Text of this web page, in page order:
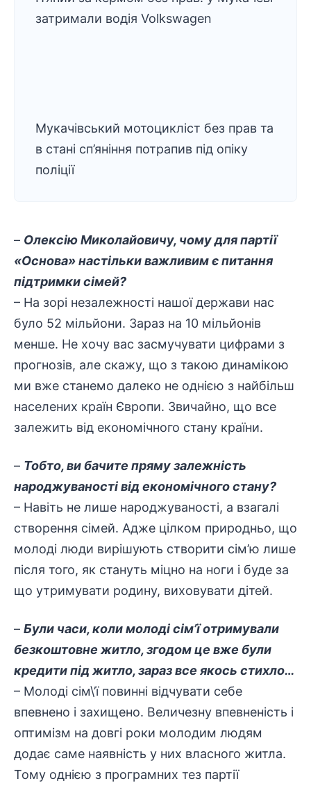
затримали водія Volkswagen
Мукачівський мотоцикліст без прав та
в стані сп’яніння потрапив під опіку
поліції
– Олексію Миколайовичу, чому для партії
«Основа» настільки важливим є питання
підтримки сімей?
– На зорі незалежності нашої держави нас
було 52 мільйони. Зараз на 10 мільйонів
менше. Не хочу вас засмучувати цифрами з
прогнозів, але скажу, що з такою динамікою
ми вже станемо далеко не однією з найбільш
населених країн Європи. Звичайно, що все
залежить від економічного стану країни.
– Тобто, ви бачите пряму залежність
народжуваності від економічного стану?
– Навіть не лише народжуваності, а взагалі
створення сімей. Адже цілком природньо, що
молоді люди вирішують створити сім’ю лише
після того, як стануть міцно на ноги і буде за
що утримувати родину, виховувати дітей.
– Були часи, коли молоді сім’ї отримували
безкоштовне житло, згодом це вже були
кредити під житло, зараз все якось стихло…
– Молоді сім\’ї повинні відчувати себе
впевнено і захищено. Величезну впевненість і
оптимізм на довгі роки молодим людям
додає саме наявність у них власного житла.
Тому однією з програмних тез партії